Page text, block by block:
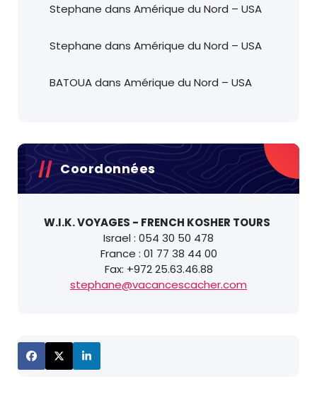
Stephane dans Amérique du Nord – USA
Stephane dans Amérique du Nord – USA
BATOUAdans Amérique du Nord – USA
Coordonnées
W.I.K. VOYAGES - FRENCH KOSHER TOURS
Israel : 054 30 50 478
France : 01 77 38 44 00
Fax: +972 25.63.46.88
stephane@vacancescacher.com